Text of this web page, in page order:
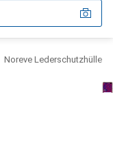
Noreve Lederschutzhülle